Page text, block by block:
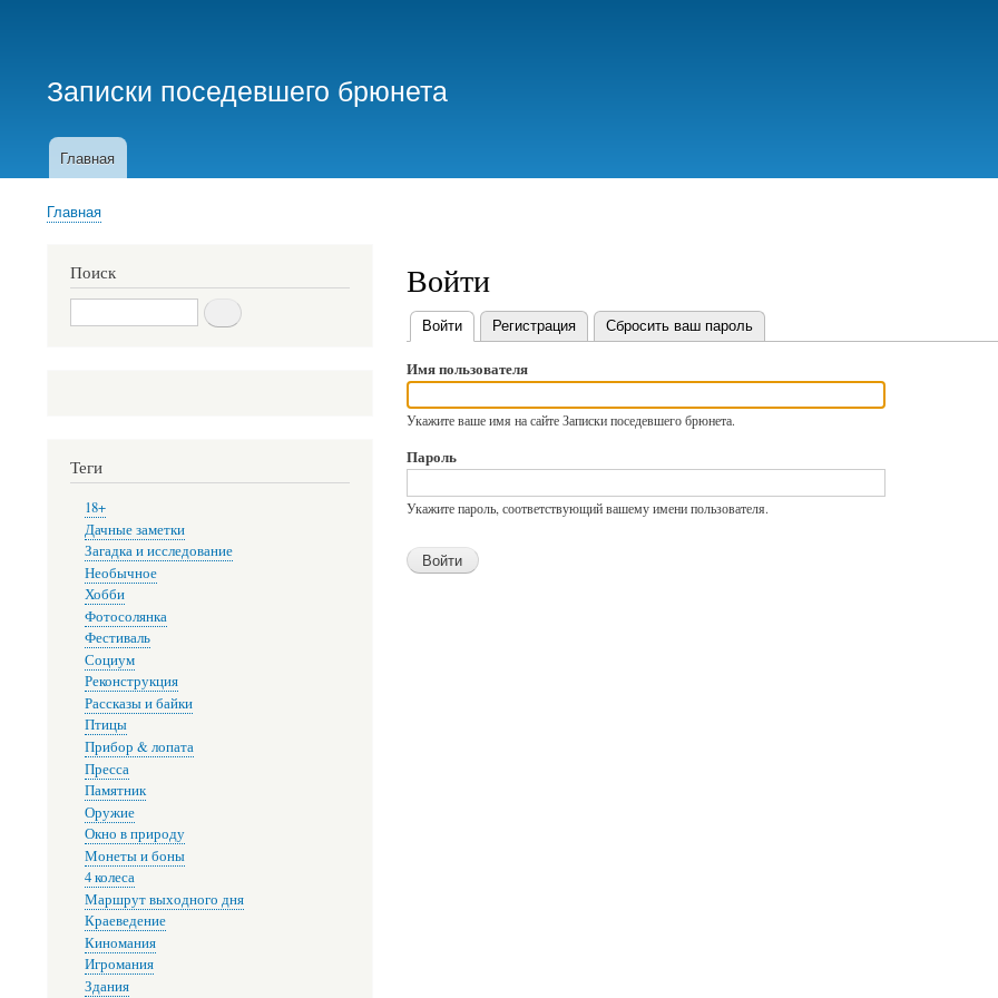
записи
Записки поседевшего брюнета
Основная
Главная
Строка
Главная
Войти
Главные
вкладки
Войти(активная вкладка)
Регистрация Сбросить ваш пароль
Имя пользователя
Укажите ваше имя на сайте Записки поседевшего брюнета.
Пароль
Укажите пароль, соответствующий вашему имени пользователя.
Поиск
Поиск
Теги
18+
Дачные заметки
Загадка и исследование
Необычное
Хобби
Фотосолянка
Фестиваль
Социум
Реконструкция
Рассказы и байки
Птицы
Прибор & лопата
Пресса
Памятник
Оружие
Окно в природу
Монеты и боны
4 колеса
Маршрут выходного дня
Краеведение
Киномания
Игромания
Здания